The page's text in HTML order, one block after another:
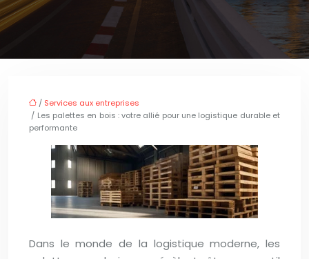
/ Services aux entreprises
/ Les palettes en bois : votre allié pour une logistique durable et
performante
Dans le monde de la logistique moderne, les